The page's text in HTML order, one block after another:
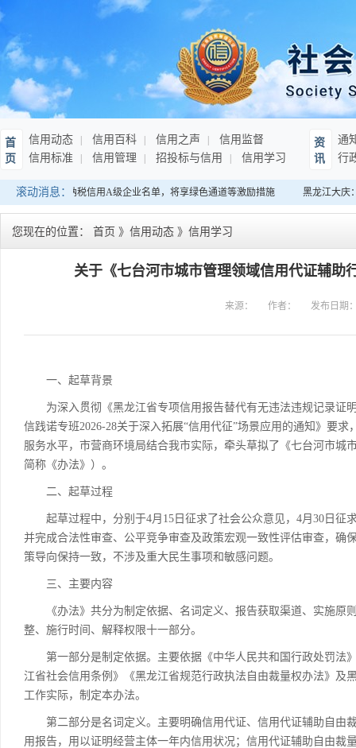
首
页
信用动态 信用百科 信用之声
信用监督
信用标准
信用管理 招投标与信用 信用学习
资
讯
通
行
滚动消息：
发布连续10年纳税信用A级企业名单，将享绿色通道等激励措施 黑龙江大庆
您现在的位置： 首页 》 信用动态 》 信用学习
关于《七台河市城市管理领域信用代证辅助
来源： 作者： 发布日期
一、起草背景
为深入贯彻《黑龙江省专项信用报告替代有无违法违规记录证
信践诺专班2026-28关于深入拓展“信用代征”场景应用的通知》要
服务水平，市营商环境局结合我市实际，牵头草拟了《七台河市
简称《办法》）。
二、起草过程
起草过程中，分别于4月15日征求了社会公众意见，4月30日征
并完成合法性审查、公平竞争审查及政策宏观一致性评估审查，确
策导向保持一致，不涉及重大民生事项和敏感问题。
三、主要内容
《办法》共分为制定依据、名词定义、报告获取渠道、实施原
整、施行时间、解释权限十一部分。
第一部分是制定依据。主要依据《中华人民共和国行政处罚法
江省社会信用条例》《黑龙江省规范行政执法自由裁量权办法》及
工作实际，制定本办法。
第二部分是名词定义。主要明确信用代证、信用代证辅助自由
用报告，用以证明经营主体一年内信用状况；信用代证辅助自由